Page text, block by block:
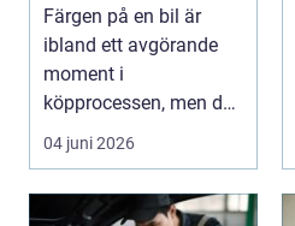
Färgen på en bil är
ibland ett avgörande
moment i
köpprocessen, men det
ha...
04 juni 2026